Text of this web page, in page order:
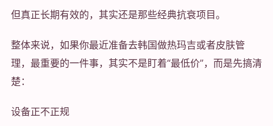
但真正长期有效的，其实还是那些经典抗衰项目。
整体来说，如果你最近准备去韩国做热玛吉或者皮肤管
理，最重要的一件事，其实不是盯着“最低价”，而是先搞清
楚：
设备正不正规